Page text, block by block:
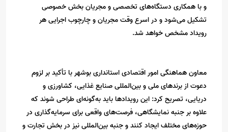
و با همکاری دستگاه‌های تخصصی و مجریان بخش خصوصی
تشکیل می‌شود و در اسرع وقت مجریان و چارچوب اجرایی هر
رویداد مشخص خواهد شد.
معاون هماهنگی امور اقتصادی استانداری بوشهر با تأکید بر لزوم
دعوت از برندهای ملی و بین‌المللی صنایع غذایی، کشاورزی و
دریایی، تصریح کرد: این رویدادها باید به‌گونه‌ای طراحی شوند که
علاوه بر جنبه نمایشگاهی، فرصت‌های واقعی برای سرمایه‌گذاری در
حوزه‌های مختلف ایجاد کنند و جنبه بین‌المللی نیز در بخش تجارت و